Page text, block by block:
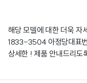
해당 모델에 대한 더욱 자
1833-3504 아정당대표
상세한 ! 제품 안내드리도